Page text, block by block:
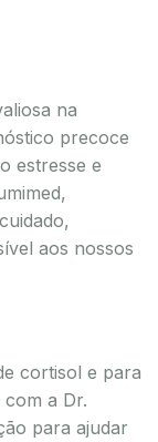
na
precoce
estresse e
aos nossos
cortisol e para
a Dr.
para ajudar